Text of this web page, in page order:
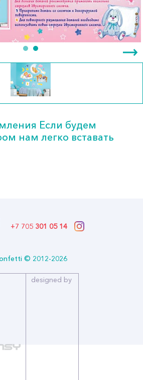
Если будем
нам легко вставать
+7 705 301 05 14
© 2012-2026
designed by